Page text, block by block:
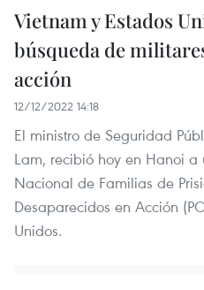
Vietnam y Estados
búsqueda de
acción
12/12/2022 14:18
El ministro de Seguridad
Lam, recibió hoy en Hanoi
Nacional de Familias de
Desaparecidos en Acción
Unidos.